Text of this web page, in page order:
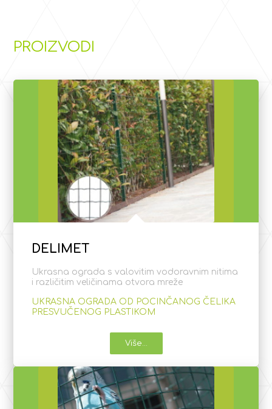
PROIZVODI
DELIMET
Ukrasna ograda s valovitim vodoravnim nitima
i različitim veličinama otvora mreže
UKRASNA OGRADA OD POCINČANOG ČELIKA
PRESVUČENOG PLASTIKOM
Više...